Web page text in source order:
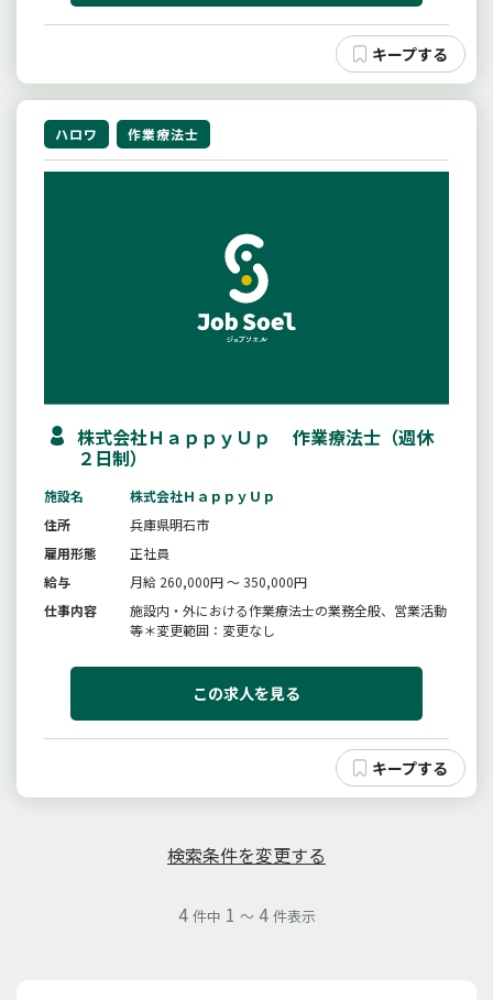
ハロワ 作業療法士
株式会社ＨａｐｐｙＵｐ 作業療法士（週休
２日制）
施設名
株式会社ＨａｐｐｙＵｐ
住所
兵庫県明石市
雇用形態
正社員
給与
月給 260,000円 ～ 350,000円
仕事内容
施設内・外における作業療法士の業務全般、営業活動
等＊変更範囲：変更なし
この求人を見る
検索条件を変更する
4 件中 1 ～ 4 件表示